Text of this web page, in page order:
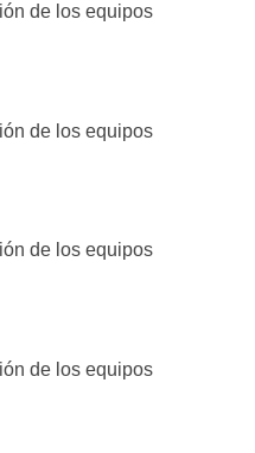
de los equipos
de los equipos
de los equipos
de los equipos